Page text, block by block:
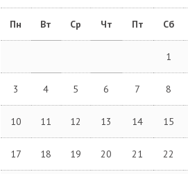
Пн Вт Ср Чт Пт Сб
1
3 4 5 6 7 8
10 11 12 13 14 15
17 18 19 20 21 22